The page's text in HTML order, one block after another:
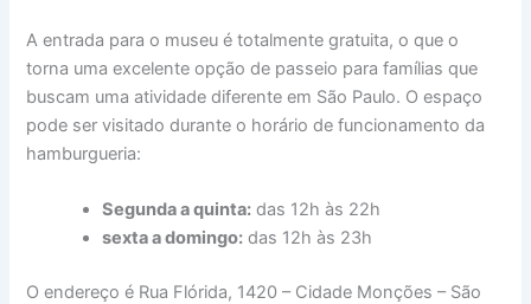
A entrada para o museu é totalmente gratuita, o que o
torna uma excelente opção de passeio para famílias que
buscam uma atividade diferente em São Paulo. O espaço
pode ser visitado durante o horário de funcionamento da
hamburgueria:
Segunda a quinta: das 12h às 22h
sexta a domingo: das 12h às 23h
O endereço é Rua Flórida, 1420 – Cidade Monções – São